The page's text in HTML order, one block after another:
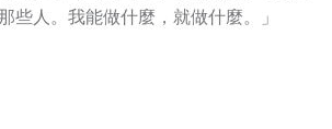
些人。我能做什麼，就做什麼。」